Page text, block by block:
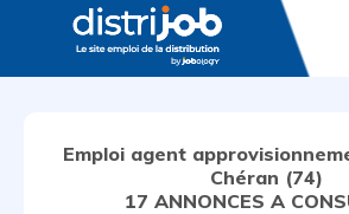
Emploi agent
Chéran (74)
17 ANNONCES A